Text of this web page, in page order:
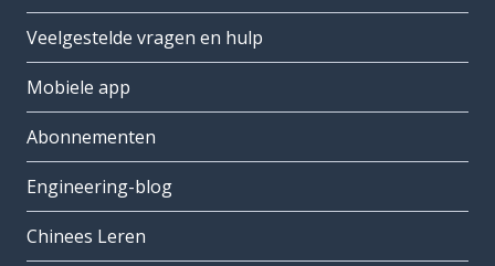
Veelgestelde vragen en hulp
Mobiele app
Abonnementen
Engineering-blog
Chinees Leren